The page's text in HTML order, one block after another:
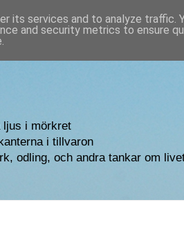
ljus i mörkret
i tillvaron
odling, och andra tankar om
its services and to analyze traffic.
and security metrics to ensure